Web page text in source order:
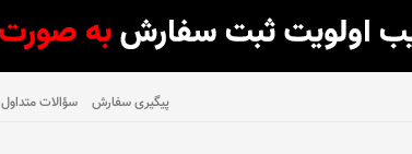
پیگیری سفارش سؤالات متداول